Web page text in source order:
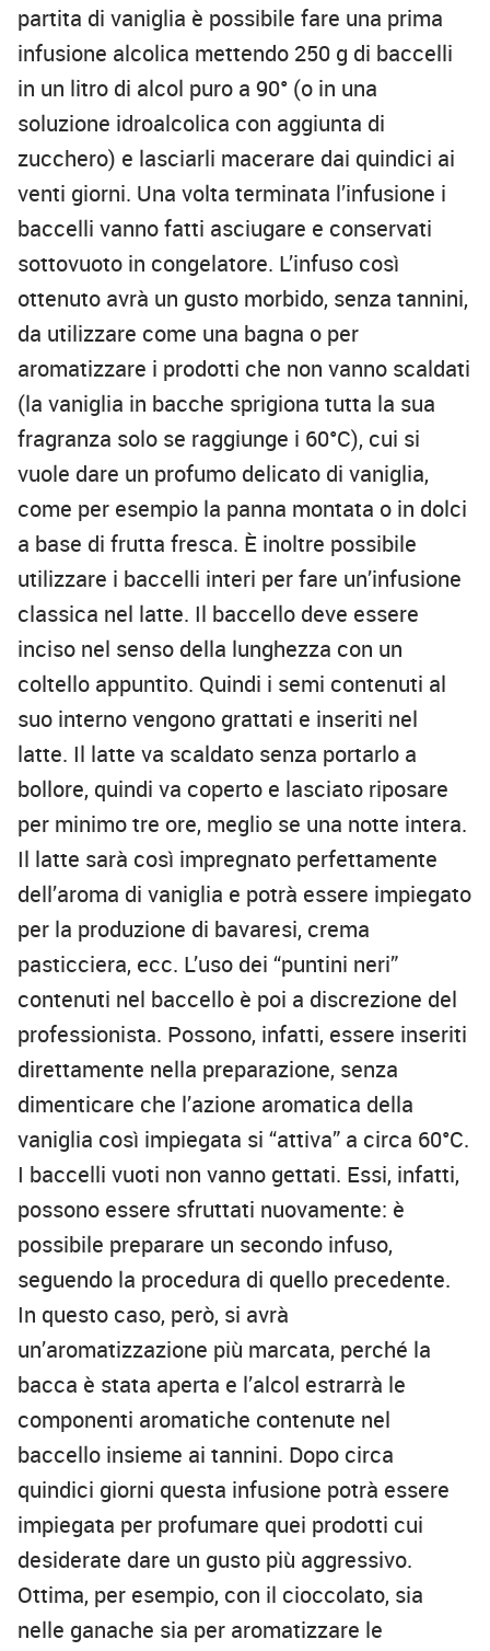
partita di vaniglia è possibile fare una prima
infusione alcolica mettendo 250 g di baccelli
in un litro di alcol puro a 90° (o in una
soluzione idroalcolica con aggiunta di
zucchero) e lasciarli macerare dai quindici ai
venti giorni. Una volta terminata l’infusione i
baccelli vanno fatti asciugare e conservati
sottovuoto in congelatore. L’infuso così
ottenuto avrà un gusto morbido, senza tannini,
da utilizzare come una bagna o per
aromatizzare i prodotti che non vanno scaldati
(la vaniglia in bacche sprigiona tutta la sua
fragranza solo se raggiunge i 60°C), cui si
vuole dare un profumo delicato di vaniglia,
come per esempio la panna montata o in dolci
a base di frutta fresca. È inoltre possibile
utilizzare i baccelli interi per fare un’infusione
classica nel latte. Il baccello deve essere
inciso nel senso della lunghezza con un
coltello appuntito. Quindi i semi contenuti al
suo interno vengono grattati e inseriti nel
latte. Il latte va scaldato senza portarlo a
bollore, quindi va coperto e lasciato riposare
per minimo tre ore, meglio se una notte intera.
Il latte sarà così impregnato perfettamente
dell’aroma di vaniglia e potrà essere impiegato
per la produzione di bavaresi, crema
pasticciera, ecc. L’uso dei “puntini neri”
contenuti nel baccello è poi a discrezione del
professionista. Possono, infatti, essere inseriti
direttamente nella preparazione, senza
dimenticare che l’azione aromatica della
vaniglia così impiegata si “attiva” a circa 60°C.
I baccelli vuoti non vanno gettati. Essi, infatti,
possono essere sfruttati nuovamente: è
possibile preparare un secondo infuso,
seguendo la procedura di quello precedente.
In questo caso, però, si avrà
un’aromatizzazione più marcata, perché la
bacca è stata aperta e l’alcol estrarrà le
componenti aromatiche contenute nel
baccello insieme ai tannini. Dopo circa
quindici giorni questa infusione potrà essere
impiegata per profumare quei prodotti cui
desiderate dare un gusto più aggressivo.
Ottima, per esempio, con il cioccolato, sia
nelle ganache sia per aromatizzare le